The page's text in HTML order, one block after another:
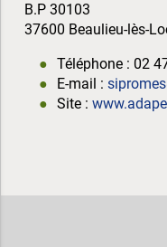
B.P 30103
37600 Beaulieu-lès-
Téléphone : 02
E-mail :
Site :